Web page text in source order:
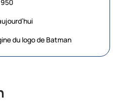
du logo de Batman